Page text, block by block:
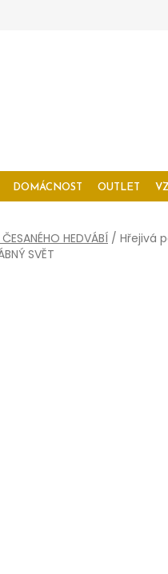
DOMÁCNOST OUTLET
HEDVÁBÍ / Hřejivá
SVĚT